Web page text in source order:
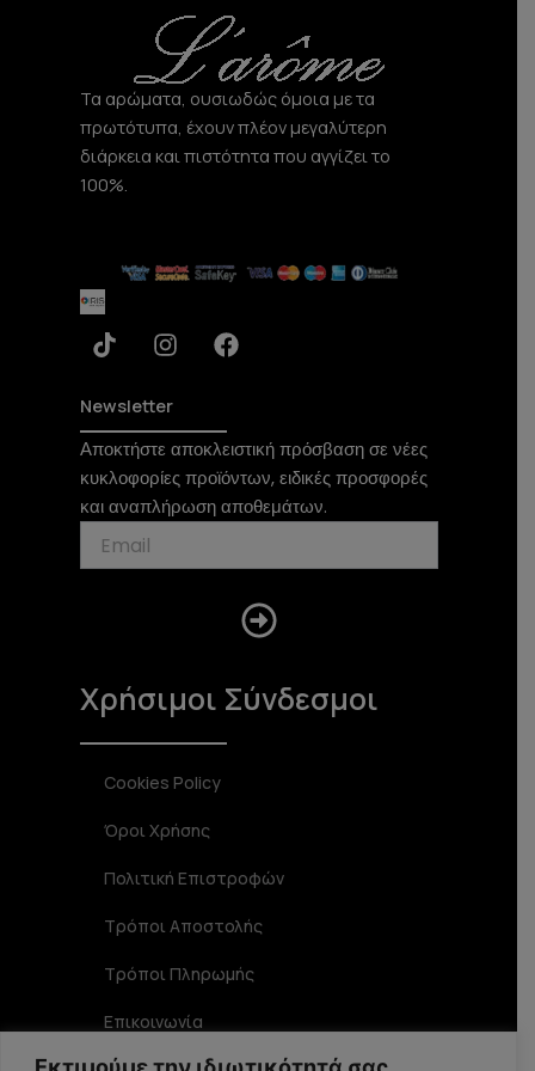
m
Τα αρώματα, ουσιωδώς όμοια με τα
πρωτότυπα, έχουν πλέον μεγαλύτερη
διάρκεια και πιστότητα που αγγίζει το
100%.
T
i
t
o
k
I
n
t
a
g
r
a
F
a
b
o
o
k
Newsletter
Αποκτήστε αποκλειστική πρόσβαση σε νέες
κυκλοφορίες προϊόντων, ειδικές προσφορές
και αναπλήρωση αποθεμάτων.
Submit
Χρήσιμοι Σύνδεσμοι
Cookies Policy
Όροι Χρήσης
Πολιτική Επιστροφών
Τρόποι Αποστολής
Τρόποι Πληρωμής
Επικοινωνία